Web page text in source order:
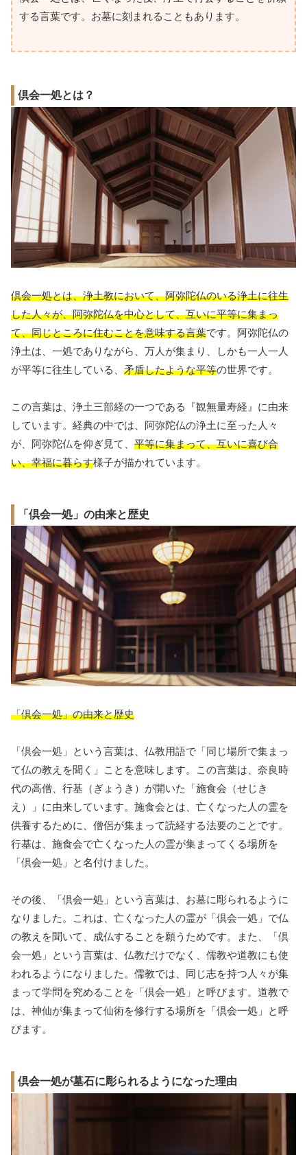
する言葉です。お墓に刻まれることもあります。
倶会一処とは？
倶会一処とは、浄土教において、阿弥陀仏のいる浄土に往生
した人々が、阿弥陀仏を中心として、互いに平等に集まっ
て、同じところに住むことを意味する言葉です。阿弥陀仏の
浄土は、一処でありながら、万人が集まり、しかも一人一人
が平等に往生している、 矛盾したような平等の世界です。
この言葉は、浄土三部経の一つである『観無量寿経』に由来
しています。経典の中では、阿弥陀仏の浄土に至った人々
が、阿弥陀仏を仰ぎ見て、 平等に集まって、互いに喜び合
い、幸福に暮らす様子が描かれています。
「倶会一処」の由来と歴史
「倶会一処」の由来と歴史
「倶会一処」という言葉は、仏教用語で「同じ場所で集まっ
て仏の教えを聞く」ことを意味します。この言葉は、奈良時
代の高僧、行基（ぎょうき）が開いた「施食会（せじき
え）」に由来しています。施食会とは、亡くなった人の霊を
供養するために、僧侶が集まって読経する法要のことです。
行基は、施食会で亡くなった人の霊が集まってくる場所を
「倶会一処」と名付けました。
その後、「倶会一処」という言葉は、お墓に彫られるように
なりました。これは、亡くなった人の霊が「倶会一処」で仏
の教えを聞いて、成仏することを願うためです。また、「倶
会一処」という言葉は、仏教だけでなく、儒教や道教にも使
われるようになりました。儒教では、同じ志を持つ人々が集
まって学問を究めることを「倶会一処」と呼びます。道教で
は、神仙が集まって仙術を修行する場所を「倶会一処」と呼
びます。
倶会一処が墓石に彫られるようになった理由